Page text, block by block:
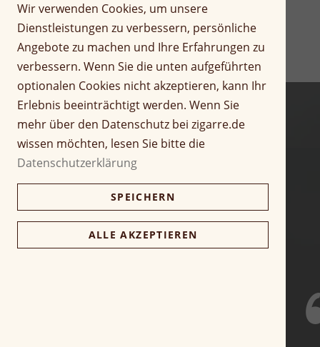
s
p
r
n
g
e
n
A
n
a
n
g
d
e
B
i
l
g
l
Wir verwenden Cookies, um unsere
Dienstleistungen zu verbessern, persönliche
Angebote zu machen und Ihre Erfahrungen zu
verbessern. Wenn Sie die unten aufgeführten
optionalen Cookies nicht akzeptieren, kann Ihr
Erlebnis beeinträchtigt werden. Wenn Sie
mehr über den Datenschutz bei zigarre.de
wissen möchten, lesen Sie bitte die
Datenschutzerklärung
SPEICHERN
ALLE AKZEPTIEREN